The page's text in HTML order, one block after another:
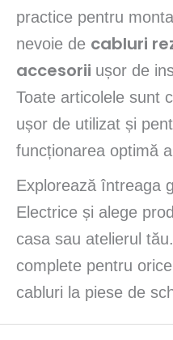
practice pentru
nevoie de cabluri
accesorii ușor de
Toate articolele sunt
ușor de utilizat și
funcționarea optimă
Explorează întreaga
Electrice și alege
casa sau atelierul
complete pentru
cabluri la piese de